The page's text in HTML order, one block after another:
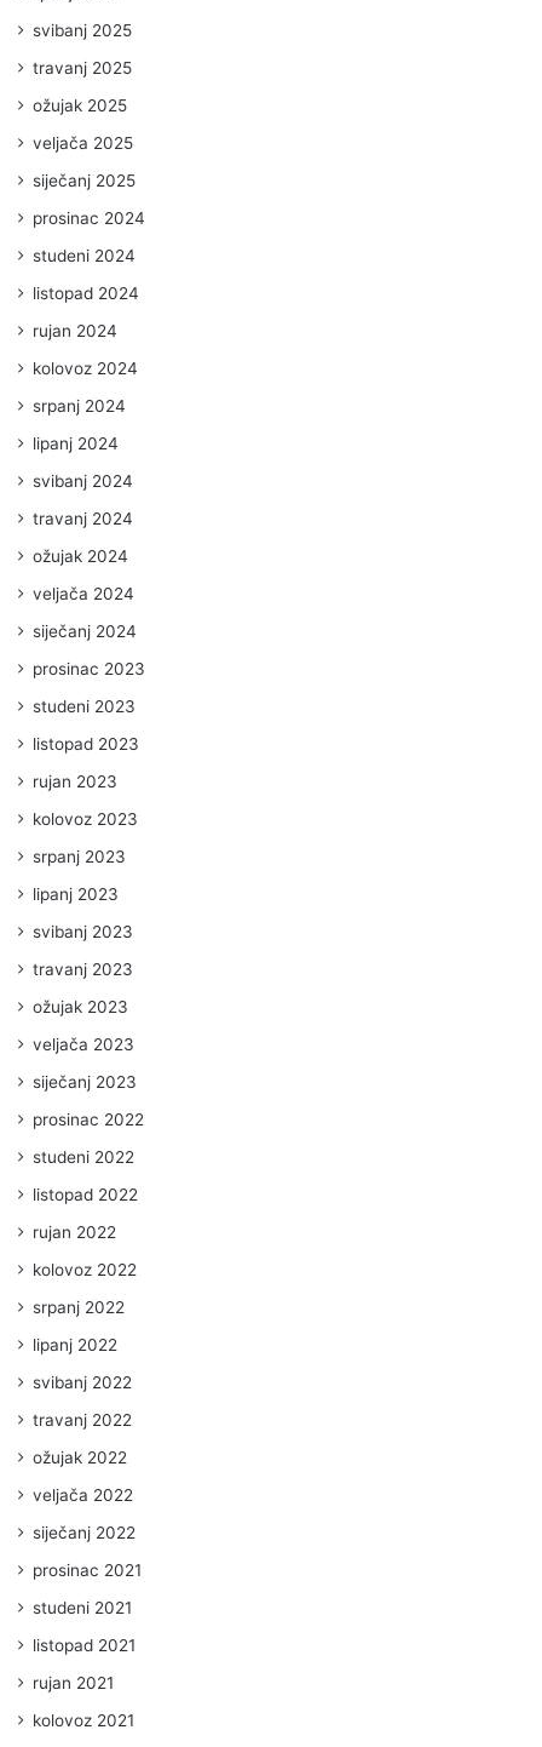
svibanj 2025
travanj 2025
ožujak 2025
veljača 2025
siječanj 2025
prosinac 2024
studeni 2024
listopad 2024
rujan 2024
kolovoz 2024
srpanj 2024
lipanj 2024
svibanj 2024
travanj 2024
ožujak 2024
veljača 2024
siječanj 2024
prosinac 2023
studeni 2023
listopad 2023
rujan 2023
kolovoz 2023
srpanj 2023
lipanj 2023
svibanj 2023
travanj 2023
ožujak 2023
veljača 2023
siječanj 2023
prosinac 2022
studeni 2022
listopad 2022
rujan 2022
kolovoz 2022
srpanj 2022
lipanj 2022
svibanj 2022
travanj 2022
ožujak 2022
veljača 2022
siječanj 2022
prosinac 2021
studeni 2021
listopad 2021
rujan 2021
kolovoz 2021